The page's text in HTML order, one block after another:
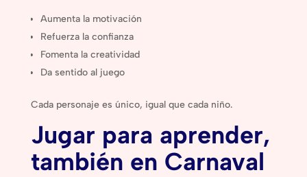
Aumenta la motivación
Refuerza la confianza
Fomenta la creatividad
Da sentido al juego
Cada personaje es único, igual que cada niño.
Jugar para aprender,
también en Carnaval